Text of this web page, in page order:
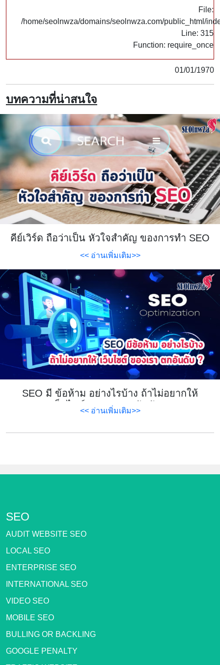
File:
/home/seolnwza/domains/seolnwza.com/public_html/
Line: 315
Function: require_once
01/01/1970
บทความที่น่าสนใจ
คีย์เวิร์ด ถือว่าเป็น หัวใจสำคัญ ของการทำ SEO
<< อ่านเพิ่มเติม>>
SEO มี ข้อห้าม อย่างไรบ้าง ถ้าไม่อยากให้
เว็บไซต์ ของเรา ตกอันดับ ?
<< อ่านเพิ่มเติม>>
SEO
AUDIT WEBSITE SEO
LOCAL SEO
ENTERPRISE SEO
INTERNATIONAL SEO
VIDEO SEO
MOBILE SEO
BULLING OR BACKLING
GOOGLE PENALTY